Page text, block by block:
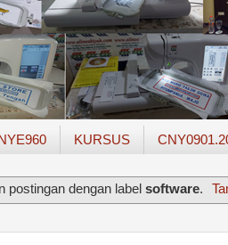
KURSUS
postingan dengan labelsoftware.